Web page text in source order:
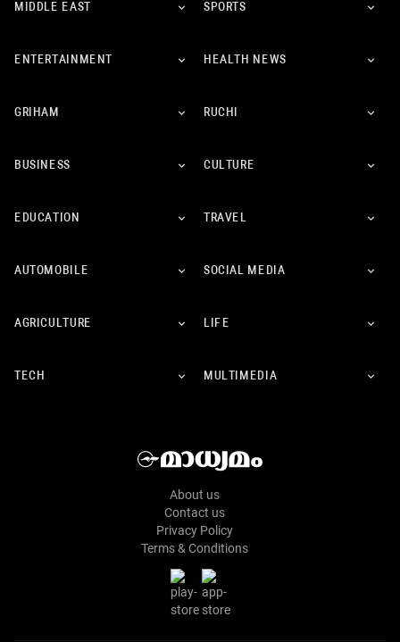
MIDDLE EAST SPORTS
ENTERTAINMENT HEALTH NEWS
GRIHAM RUCHI
BUSINESS CULTURE
EDUCATION TRAVEL
AUTOMOBILE SOCIAL MEDIA
AGRICULTURE LIFE
TECH MULTIMEDIA
About us
Contact us
Privacy Policy
Terms & Conditions